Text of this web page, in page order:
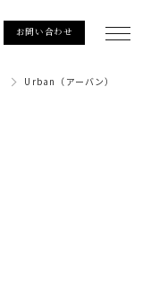
お問い合わせ
Urban（アーバン）